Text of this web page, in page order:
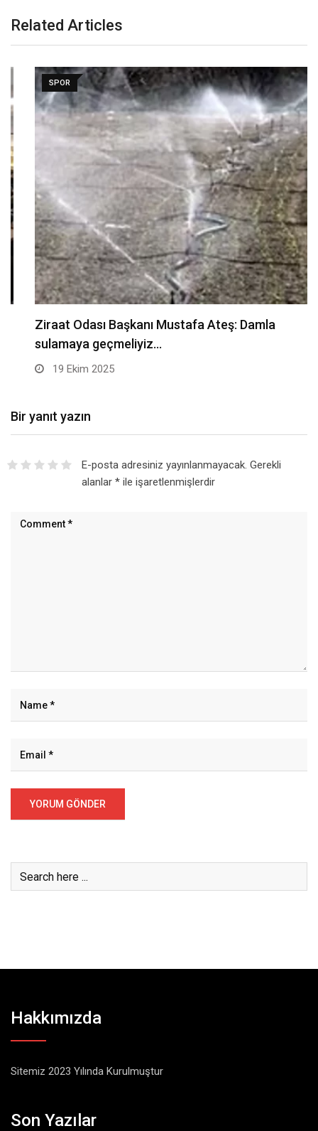
Related Articles
SPOR
Ziraat Odası Başkanı Mustafa Ateş: Damla
sulamaya geçmeliyiz…
19 Ekim 2025
Bir yanıt yazın
E-posta adresiniz yayınlanmayacak. Gerekli
alanlar *ile işaretlenmişlerdir
Hakkımızda
Sitemiz 2023 Yılında Kurulmuştur
Son Yazılar